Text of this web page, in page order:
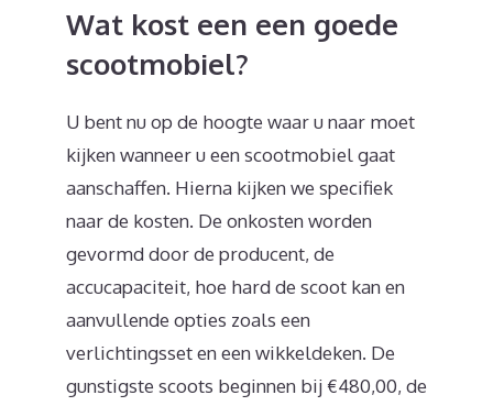
Wat kost een een goede
scootmobiel?
U bent nu op de hoogte waar u naar moet
kijken wanneer u een scootmobiel gaat
aanschaffen. Hierna kijken we specifiek
naar de kosten. De onkosten worden
gevormd door de producent, de
accucapaciteit, hoe hard de scoot kan en
aanvullende opties zoals een
verlichtingsset en een wikkeldeken. De
gunstigste scoots beginnen bij €480,00, de